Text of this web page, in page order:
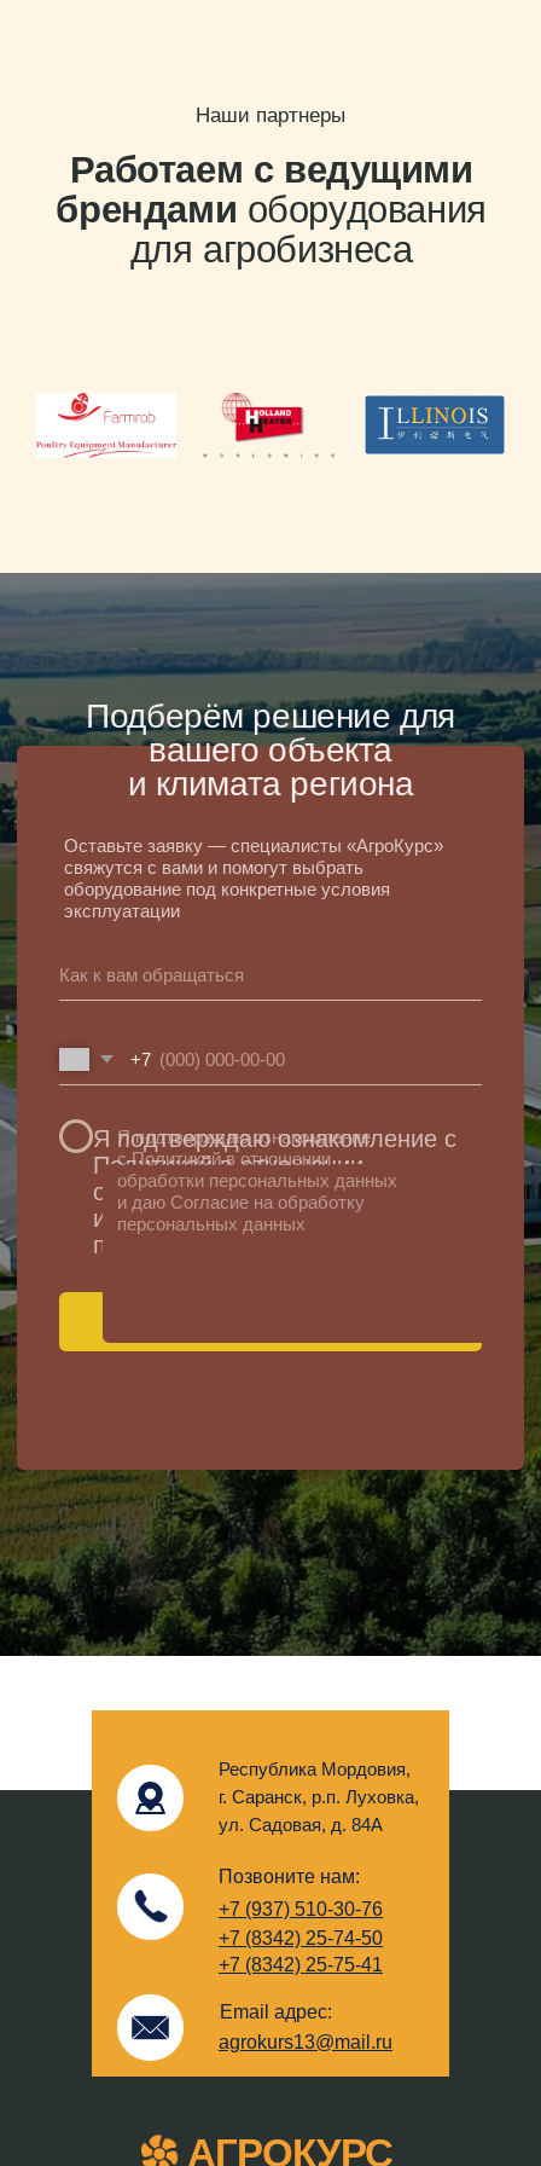
Республика Мордовия,
г. Саранск, р.п. Луховка,
ул. Садовая, д. 84А
Позвоните нам:
Email адрес:
agrokurs13@mail.ru
+7 (937) 510-30-76
+7 (8342) 25-74-50
+7 (8342) 25-75-41
АГРОКУРС